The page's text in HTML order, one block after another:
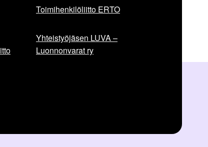
Toimihenkilöliitto ERTO
Yhteistyöjäsen LUVA –
Luonnonvarat ry